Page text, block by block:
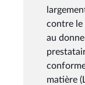
contre le
au
matière